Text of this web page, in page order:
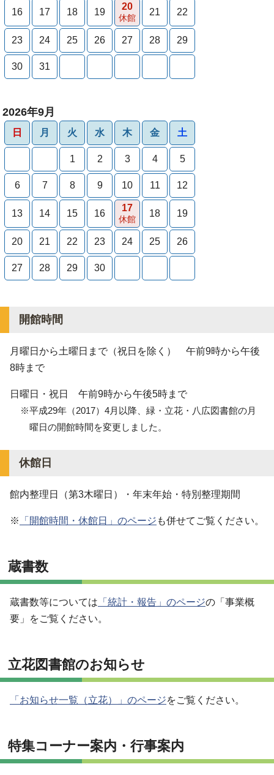
16 17 18 19
20
休館
21 22
23 24 25 26 27 28 29
30 31
2026年9月
日 月 火 水 木 金 土
1 2 3 4 5
6 7 8 9 10 11 12
13 14 15 16
17
休館
18 19
20 21 22 23 24 25 26
27 28 29 30
開館時間
月曜日から土曜日まで（祝日を除く） 午前9時から午後
8時まで
日曜日・祝日 午前9時から午後5時まで
※平成29年（2017）4月以降、緑・立花・八広図書館の月
曜日の開館時間を変更しました。
休館日
館内整理日（第3木曜日）・年末年始・特別整理期間
※ 「開館時間・休館日」のページ も併せてご覧ください。
蔵書数
蔵書数等については 「統計・報告」のページの「事業概
要」をご覧ください。
立花図書館のお知らせ
「お知らせ一覧（立花）」のページをご覧ください。
特集コーナー案内・行事案内